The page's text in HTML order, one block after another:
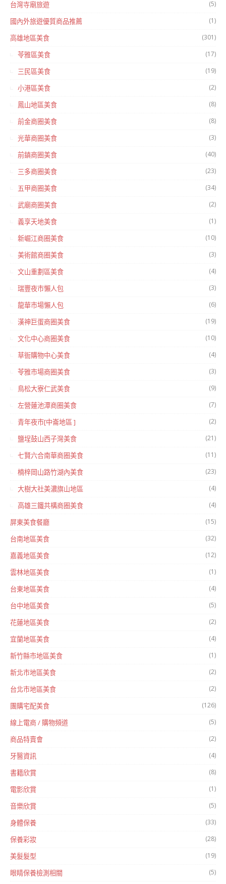
台灣寺廟旅遊 (5)
國內外旅遊優質商品推薦 (1)
高雄地區美食 (301)
苓雅區美食 (17)
三民區美食 (19)
小港區美食 (2)
鳳山地區美食 (8)
前金商圈美食 (8)
光華商圈美食 (3)
前鎮商圈美食 (40)
三多商圈美食 (23)
五甲商圈美食 (34)
武廟商圈美食 (2)
義享天地美食 (1)
新崛江商圈美食 (10)
美術館商圈美食 (3)
文山重劃區美食 (4)
瑞豐夜市懶人包 (3)
龍華市場懶人包 (6)
漢神巨蛋商圈美食 (19)
文化中心商圈美食 (10)
草衙購物中心美食 (4)
苓雅市場商圈美食 (3)
鳥松大寮仁武美食 (9)
左營蓮池潭商圈美食 (7)
青年夜市[中崙地區 ] (2)
鹽埕鼓山西子灣美食 (21)
七賢六合南華商圈美食 (11)
楠梓岡山路竹湖內美食 (23)
大樹大社美濃旗山地區 (4)
高雄三鐵共構商圈美食 (4)
屏東美食餐廳 (15)
台南地區美食 (32)
嘉義地區美食 (12)
雲林地區美食 (1)
台東地區美食 (4)
台中地區美食 (5)
花蓮地區美食 (2)
宜蘭地區美食 (4)
新竹縣市地區美食 (1)
新北市地區美食 (2)
台北市地區美食 (2)
團購宅配美食 (126)
線上電商 / 購物頻道 (5)
商品特賣會 (2)
牙醫資訊 (4)
書籍欣賞 (8)
電影欣賞 (1)
音樂欣賞 (5)
身體保養 (33)
保養彩妝 (28)
美髮髮型 (19)
眼睛保養檢測相關 (5)